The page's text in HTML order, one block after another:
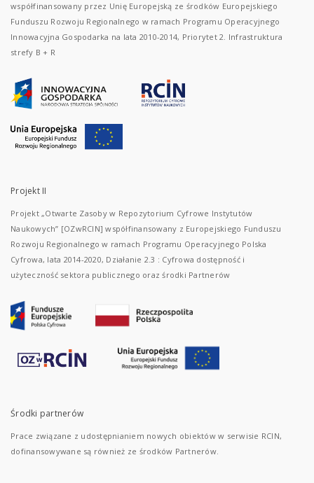
współfinansowany przez Unię Europejską ze środków Europejskiego
Funduszu Rozwoju Regionalnego w ramach Programu Operacyjnego
Innowacyjna Gospodarka na lata 2010-2014, Priorytet 2. Infrastruktura
strefy B + R
Projekt II
Projekt „Otwarte Zasoby w Repozytorium Cyfrowe Instytutów
Naukowych” [OZwRCIN] współfinansowany z Europejskiego Funduszu
Rozwoju Regionalnego w ramach Programu Operacyjnego Polska
Cyfrowa, lata 2014-2020, Działanie 2.3 : Cyfrowa dostępność i
użyteczność sektora publicznego oraz środki Partnerów
Środki partnerów
Prace związane z udostępnianiem nowych obiektów w serwisie RCIN,
dofinansowywane są również ze środków Partnerów.